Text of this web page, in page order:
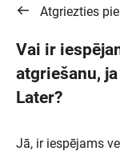
Atgriezties
Vai ir
atgriešanu,
Later?
Jā, ir iespējams